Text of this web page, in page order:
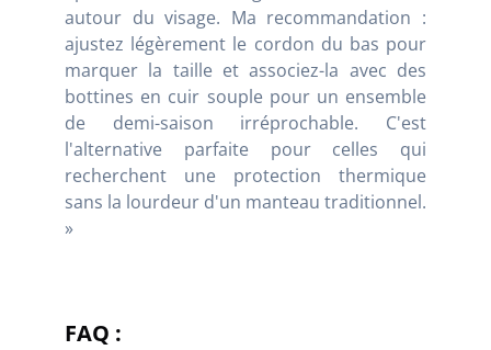
autour du visage. Ma recommandation :
ajustez légèrement le cordon du bas pour
marquer la taille et associez-la avec des
bottines en cuir souple pour un ensemble
de demi-saison irréprochable. C'est
l'alternative parfaite pour celles qui
recherchent une protection thermique
sans la lourdeur d'un manteau traditionnel.
»
FAQ :